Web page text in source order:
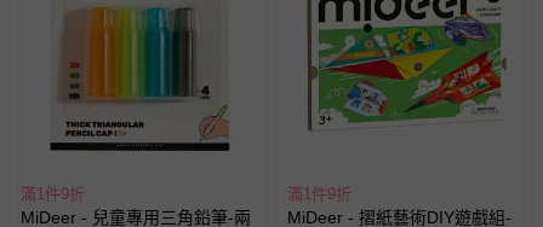
報紙、期刊或雜誌（惟書籍如經拆封、使用，則酌收整
新費用）。
經消費者拆封之影音商品或電腦軟體（例如 DVD、CD
等）。
非以有形媒介提供之數位內容或一經提供即為完成之線
戲或活動點數等）。
滿1件9折
MiDeer - 兒童專用三角鉛筆-兩
滿1件9折
MiDeer - 摺紙藝術DIY遊戲組-